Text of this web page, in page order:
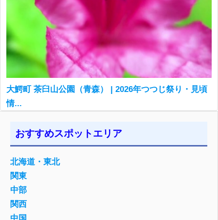
大鰐町 茶臼山公園（青森） | 2026年つつじ祭り・見頃
情...
おすすめスポットエリア
北海道・東北
関東
中部
関西